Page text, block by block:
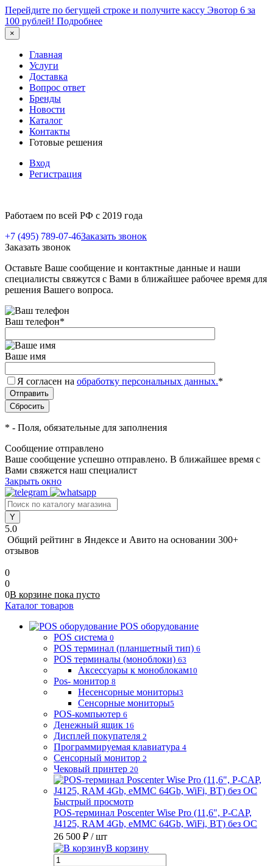
Перейдите по бегущей строке и получите кассу Эвотор 6 за
100 рублей! Подробнее
×
Главная
Услуги
Доставка
Вопрос ответ
Бренды
Новости
Каталог
Контакты
Готовые решения
Вход
Регистрация
Работаем по всей РФ с 2019 года
+7 (495) 789-07-46Заказать звонок
Заказать звонок
Оставьте Ваше сообщение и контактные данные и наши
специалисты свяжутся с Вами в ближайшее рабочее время для
решения Вашего вопроса.
Ваш телефон*
Ваше имя
Я согласен на обработку персональных данных.*
* - Поля, обязательные для заполнения
Сообщение отправлено
Ваше сообщение успешно отправлено. В ближайшее время с
Вами свяжется наш специалист
Закрыть окно
5.0
Общий рейтинг в Яндексе и Авито на основании 300+
отзывов
0
0
0В корзине пока пусто
Каталог товаров
POS оборудование
POS система 0
POS терминал (планшетный тип) 6
POS терминалы (моноблоки) 63
Аксессуары к моноблокам10
Pos- монитор 8
Несенсорные мониторы3
Сенсорные мониторы5
POS-компьютер 6
Денежный ящик 16
Дисплей покупателя 2
Программируемая клавиатура 4
Сенсорный монитор 2
Чековый принтер 20
Быстрый просмотр
POS-терминал Poscenter Wise Pro (11,6", P-CAP,
J4125, RAM 4Gb, eMMC 64Gb, WiFi, BT) без ОС
26 500 ₽ / шт
В корзину